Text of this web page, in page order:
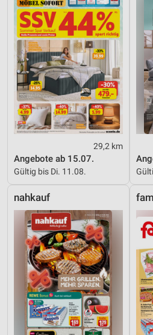
29,2 km
Angebote ab 15.07.
Gültig bis Di. 11.08.
nahkauf